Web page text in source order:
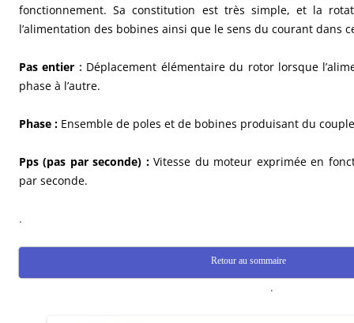
fonctionnement. Sa constitution est très simple, et la
l’alimentation des bobines ainsi que le sens du courant dans
Pas entier : Déplacement élémentaire du rotor lorsque
phase à l’autre.
Phase : Ensemble de poles et de bobines produisant du
Pps (pas par seconde) :Vitesse du moteur exprimée en
par seconde.
.
Retour au sommaire
.